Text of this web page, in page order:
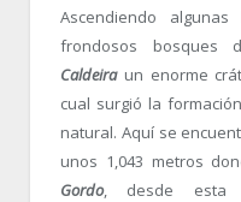
Ascendiendo
frondosos bosques
Caldeiraun enorme
cual surgió la
natural. Aquí se
unos 1,043 metros
Gordo, desde esta